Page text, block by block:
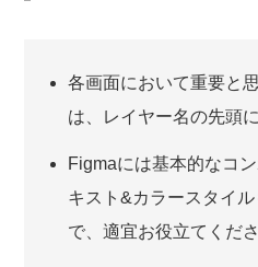
各画面において重要と
は、レイヤー名の先頭
Figmaには基本的なコ
キスト&カラースタイ
で、適宜お役立てくだ